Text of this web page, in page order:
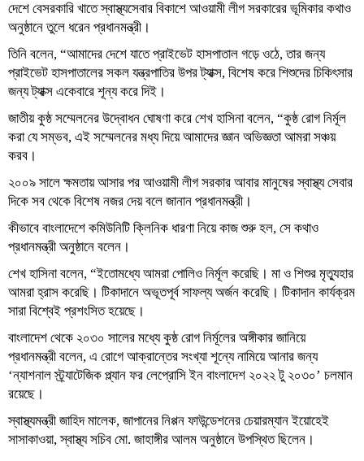
দেশে বেসরকারি খাতে স্বাস্থ্যসেবার বিকাশে আওয়ামী লীগ সরকারের ভূমিকার কথাও
অনুষ্ঠানে তুলে ধরেন প্রধানমন্ত্রী।
তিনি বলেন, “আমাদের দেশে যাতে প্রাইভেট হাসপাতাল গড়ে ওঠে, তার জন্য
প্রাইভেট হাসপাতালের সকল যন্ত্রপাতির উপর ট্যাক্স, বিশেষ করে শিশুদের চিকিৎসার
জন্য ট্যাক্স একেবারে শূন্য করে দিই।
জাতীয় কুষ্ঠ সম্মেলনের উদ্বোধন ঘোষণা করে শেখ হাসিনা বলেন, “কুষ্ঠ রোগ নির্মূল
করা যে সম্ভব, এই সম্মেলনের মধ্য দিয়ে আমাদের জ্ঞান অভিজ্ঞতা আমরা সঞ্চয়
করব।
২০০৯ সালে ক্ষমতায় আসার পর আওয়ামী লীগ সরকার আবার মানুষের স্বাস্থ্য সেবার
দিকে সব থেকে বিশেষ নজর দেয় বলে জানান প্রধানমন্ত্রী।
কীভাবে বাংলাদেশে কমিউনিটি ক্লিনিক ধারণা নিয়ে কাজ শুরু হল, সে কথাও
প্রধানমন্ত্রী অনুষ্ঠানে বলেন।
শেখ হাসিনা বলেন, “ইতোমধ্যে আমরা পোলিও নির্মূল করেছি। মা ও শিশুর মৃত্যুহার
আমরা হ্রাস করেছি। টিকাদানে অভূতপূর্ব সাফল্য অর্জন করেছি। টিকাদান কার্যক্রম
সারা বিশ্বেই প্রশংসিত হয়েছে।
বাংলাদেশ থেকে ২০৩০ সালের মধ্যে কুষ্ঠ রোগ নির্মূলের অঙ্গীকার জানিয়ে
প্রধানমন্ত্রী বলেন, এ রোগে আক্রান্তের সংখ্যা শূন্যে নামিয়ে আনার জন্য
‘ন্যাশনাল স্ট্র্যাটেজিক প্ল্যান ফর লেপ্রোসি ইন বাংলাদেশ ২০২২ টু ২০৩০’ চলমান
রয়েছে।
স্বাস্থ্যমন্ত্রী জাহিদ মালেক, জাপানের নিপ্পন ফাউন্ডেশনের চেয়ারম্যান ইয়োহেই
সাসাকাওয়া, স্বাস্থ্য সচিব মো. জাহাঙ্গীর আলম অনুষ্ঠানে উপস্থিত ছিলেন।